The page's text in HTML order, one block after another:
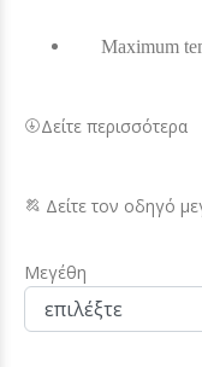
Maximum
Δείτε περισσότερα
Δείτε τον οδηγό
Μεγέθη